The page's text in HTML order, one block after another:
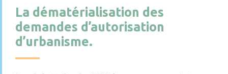
La dématérialisation des
demandes d’autorisation
d’urbanisme.